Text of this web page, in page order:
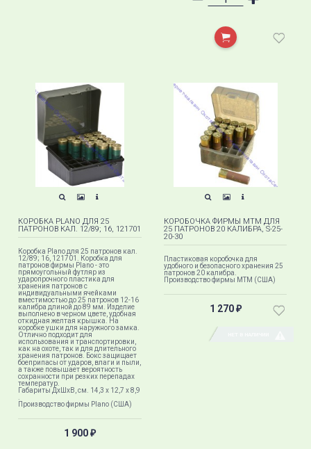
КОРОБКА PLANO ДЛЯ 25
ПАТРОНОВ КАЛ. 12/89; 16, 121701
Коробка Plano для 25 патронов кал.
12/89; 16, 121701. Коробка для
патронов фирмы Plano - это
прямоугольный футляр из
ударопрочного пластика для
хранения патронов с
индивидуальными ячейками
вместимостью до 25 патронов 12-16
калибра длиной до 89 мм. Изделие
выполнено в черном цвете, удобная
откидная желтая ​крышка. На
коробке ушки для наружного замка.
Отлично подходит для
использования и транспортировки,
как на охоте, так и для длительного
хранения патронов. Бокс защищает
боеприпасы от ударов, влаги и пыли,
а также повышает вероятность
сохранности при резких перепадах
температур.
Габариты ДxШxВ, см. 14,3 x 12,7 x 8,9​
Производство фирмы Plano (США)
1 900 ₽
КОРОБОЧКА ФИРМЫ MTM ДЛЯ
25 ПАТРОНОВ 20 КАЛИБРА, S-25-
20-30
Пластиковая коробочка для
удобного и безопасного хранения 25
патронов 20 калибра.
Производство фирмы МТМ (США)
1 270 ₽